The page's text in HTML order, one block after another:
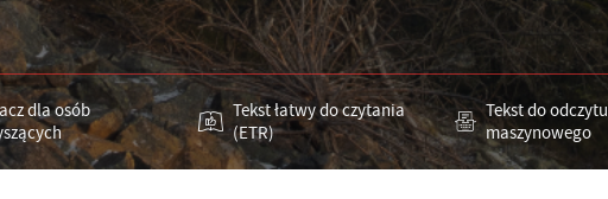
dla osób
Tekst łatwy do czytania
(ETR)
Tekst do odczytu
maszynowego